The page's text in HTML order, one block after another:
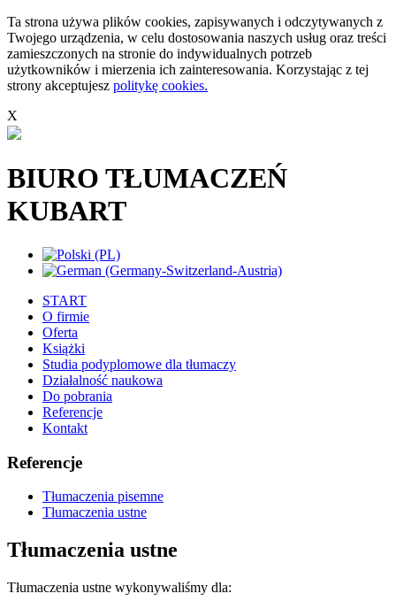
Ta strona używa plików cookies, zapisywanych i odczytywanych z
Twojego urządzenia, w celu dostosowania naszych usług oraz treści
zamieszczonych na stronie do indywidualnych potrzeb
użytkowników i mierzenia ich zainteresowania. Korzystając z tej
strony akceptujesz politykę cookies.
X
BIURO TŁUMACZEŃ
KUBART
START
O firmie
Oferta
Książki
Studia podyplomowe dla tłumaczy
Działalność naukowa
Do pobrania
Referencje
Kontakt
Referencje
Tłumaczenia pisemne
Tłumaczenia ustne
Tłumaczenia ustne
Tłumaczenia ustne wykonywaliśmy dla: